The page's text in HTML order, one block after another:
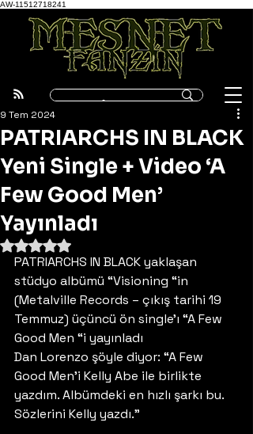
AW-11512718241
PATRIARCHS IN BLACK
Yeni Single + Video ‘A
Few Good Men’
Yayınladı
9 Tem 2024
5 üzerinden NaN yıldız
PATRIARCHS IN BLACK yaklaşan
stüdyo albümü “Visioning “in
(Metalville Records – çıkış tarihi 19
Temmuz) üçüncü ön single’ı “A Few
Good Men “i yayınladı
Dan Lorenzo şöyle diyor: “A Few
Good Men’i Kelly Abe ile birlikte
yazdım. Albümdeki en hızlı şarkı bu.
Sözlerini Kelly yazdı.”